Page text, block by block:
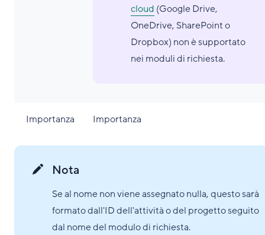
cloud (Google Drive,
OneDrive, SharePoint o
Dropbox) non è supportato
nei moduli di richiesta.
Importanza Importanza
Nota
Se al nome non viene assegnato nulla, questo sarà
formato dall'ID dell'attività o del progetto seguito
dal nome del modulo di richiesta.